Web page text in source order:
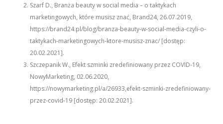
Szarf D., Branża beauty w social media – o taktykach
marketingowych, które musisz znać, Brand24, 26.07.2019,
https://brand24.pl/blog/branza-beauty-w-social-media-czyli-o-
taktykach-marketingowych-ktore-musisz-znac/ [dostęp:
20.02.2021].
Szczepanik W., Efekt szminki zredefiniowany przez COVID-19,
NowyMarketing, 02.06.2020,
https://nowymarketing.pl/a/26933,efekt-szminki-zredefiniowany-
przez-covid-19 [dostęp: 20.02.2021].